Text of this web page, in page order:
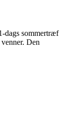
dags sommertræf
Den